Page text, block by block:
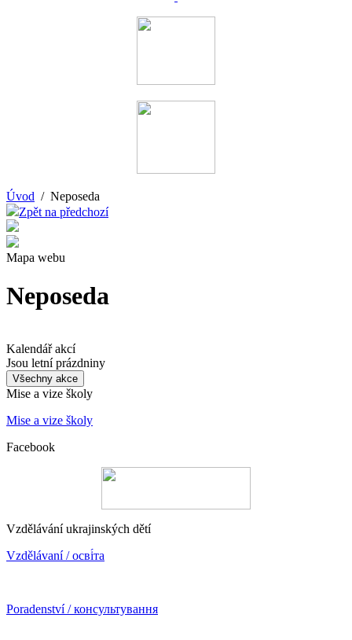
Úvod / Neposeda
Zpět na předchozí
Mapa webu
Neposeda
Kalendář akcí
Jsou letní prázdniny
Všechny akce
Mise a vize školy
Mise a vize školy
Facebook
Vzdělávání ukrajinských dětí
Vzdělávaní / осві́та
Poradenství / консультування